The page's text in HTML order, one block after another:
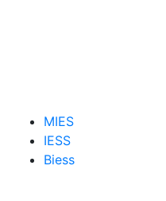
MIES
IESS
Biess